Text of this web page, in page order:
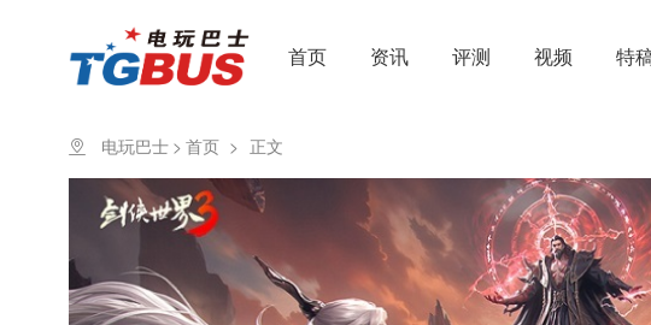
首页 资讯 评测 视频 特
电玩巴士 > 首页 > 正文